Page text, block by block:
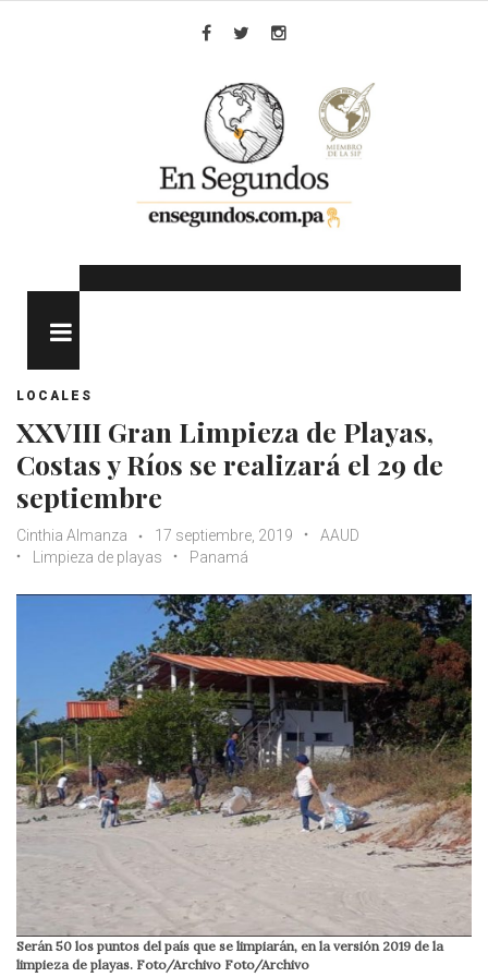
LOCALES
XXVIII Gran Limpieza de Playas,
Costas y Ríos se realizará el 29 de
septiembre
Cinthia Almanza 17 septiembre, 2019
AAUD
Limpieza de playas
Panamá
Serán 50 los puntos del país que se limpiarán, en la versión 2019 de la
limpieza de playas. Foto/Archivo Foto/Archivo